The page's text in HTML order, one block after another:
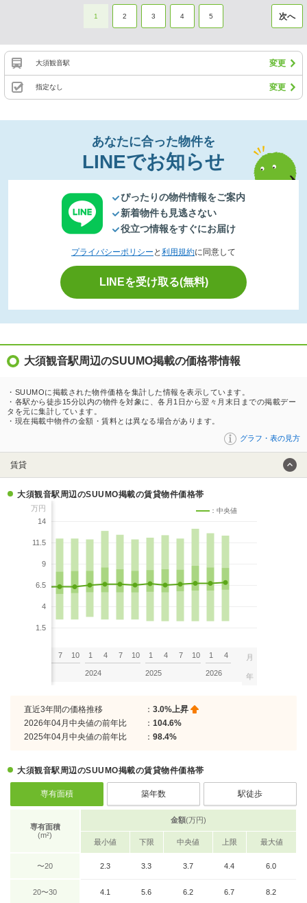
1 2 3 4 5 次へ
大須観音駅 変更
指定なし 変更
あなたに合った物件を
LINEでお知らせ
ぴったりの物件情報をご案内
新着物件も見逃さない
役立つ情報をすぐにお届け
プライバシーポリシー と 利用規約に同意して
LINEを受け取る(無料)
大須観音駅周辺のSUUMO掲載の価格帯情報
・SUUMOに掲載された物件価格を集計した情報を表示しています。
・各駅から徒歩15分以内の物件を対象に、各月1日から翌々月末日までの掲載デー
タを元に集計しています。
・現在掲載中物件の金額・賃料とは異なる場合があります。
グラフ・表の見方
賃貸
大須観音駅周辺のSUUMO掲載の賃貸物件価格帯
万円
14
11.5
9
6.5
4
1.5
：中央値
7 10 1 4 7 10
2024
1 4 7 10
2025
1 4
2026
月
年
直近3年間の価格推移 ： 3.0%上昇
2026年04月中央値の前年比
： 104.6%
2025年04月中央値の前年比
： 98.4%
大須観音駅周辺のSUUMO掲載の賃貸物件価格帯
専有面積 築年数 駅徒歩
専有面積
(m²)
金額(万円)
最小値 下限 中央値 上限 最大値
〜20 2.3 3.3 3.7 4.4 6.0
20〜30 4.1 5.6 6.2 6.7 8.2